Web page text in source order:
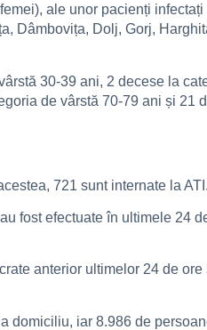
ale unor pacienți
Dâmbovița, Dolj, Gorj,
30-39 ani, 2 decese la
de vârstă 70-79 ani și 21
721 sunt internate la
fost efectuate în ultimele 24
anterior ultimelor 24 de
domiciliu, iar 8.986 de